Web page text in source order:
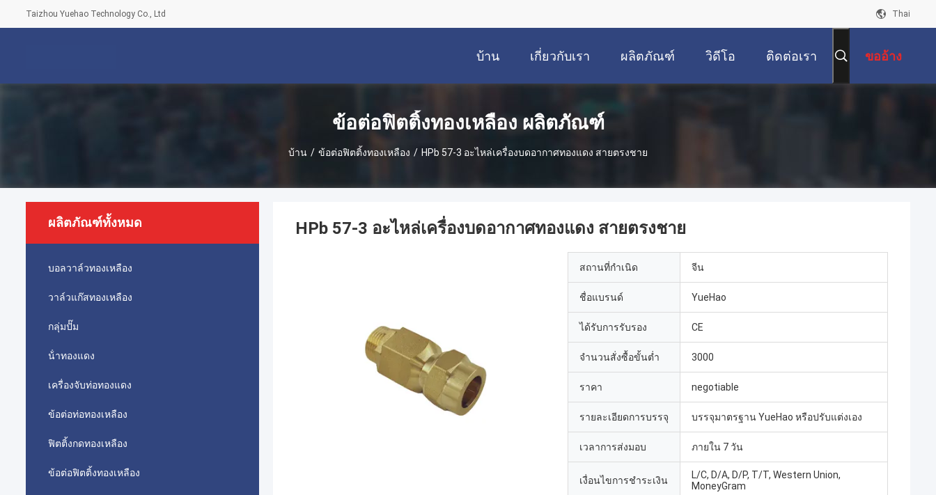
Taizhou Yuehao Technology Co., Ltd Thai
บ้าน เกี่ยวกับเรา ผลิตภัณฑ์ วิดีโอ ติดต่อเรา ขออ้าง
ข้อต่อฟิตติ้งทองเหลือง ผลิตภัณฑ์
บ้าน / ข้อต่อฟิตติ้งทองเหลือง / HPb 57-3 อะไหล่เครื่องบดอากาศทองแดง สายตรงชาย
ผลิตภัณฑ์ทั้งหมด
บอลวาล์วทองเหลือง
วาล์วแก๊สทองเหลือง
กลุ่มปั๊ม
น้ําทองแดง
เครื่องจับท่อทองแดง
ข้อต่อท่อทองเหลือง
ฟิตติ้งกดทองเหลือง
ข้อต่อฟิตติ้งทองเหลือง
HPb 57-3 อะไหล่เครื่องบดอากาศทองแดง สายตรงชาย
สถานที่กำเนิด จีน
ชื่อแบรนด์ YueHao
ได้รับการรับรอง CE
จำนวนสั่งซื้อขั้นต่ำ 3000
ราคา negotiable
รายละเอียดการบรรจุ บรรจุมาตรฐาน YueHao หรือปรับแต่งเอง
เวลาการส่งมอบ ภายใน 7 วัน
เงื่อนไขการชำระเงิน
L/C, D/A, D/P, T/T, Western Union,
MoneyGram